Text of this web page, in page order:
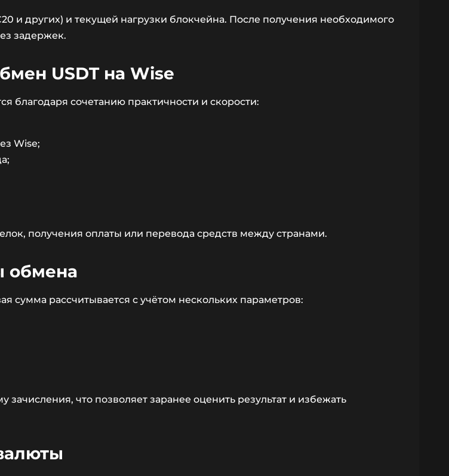
и других) и текущей нагрузки блокчейна. После получения необходимого
задержек.
USDT на Wise
благодаря сочетанию практичности и скорости:
Wise;
получения оплаты или перевода средств между странами.
обмена
сумма рассчитывается с учётом нескольких параметров:
что позволяет заранее оценить результат и избежать